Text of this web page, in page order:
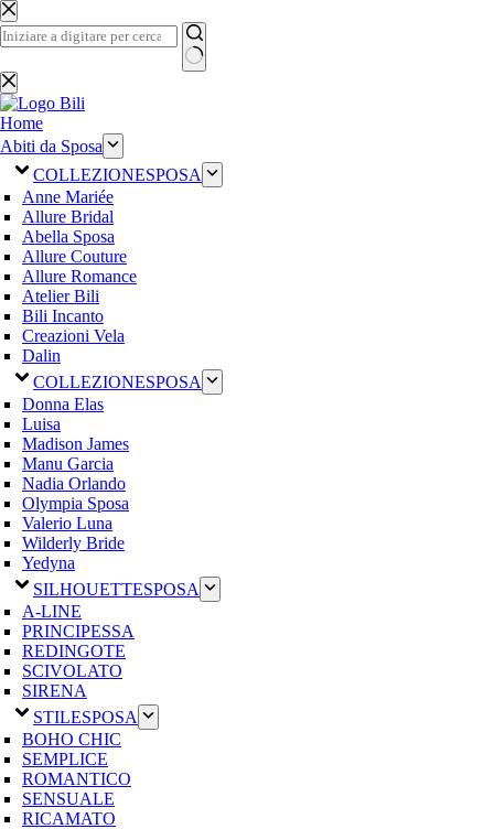
Salta
al
contenuto
Nessun
risultato
Home
Abiti da Sposa
COLLEZIONESPOSA
Anne Mariée
Allure Bridal
Abella Sposa
Allure Couture
Allure Romance
Atelier Bili
Bili Incanto
Creazioni Vela
Dalin
COLLEZIONESPOSA
Donna Elas
Luisa
Madison James
Manu Garcia
Nadia Orlando
Olympia Sposa
Valerio Luna
Wilderly Bride
Yedyna
SILHOUETTESPOSA
A-LINE
PRINCIPESSA
REDINGOTE
SCIVOLATO
SIRENA
STILESPOSA
BOHO CHIC
SEMPLICE
ROMANTICO
SENSUALE
RICAMATO